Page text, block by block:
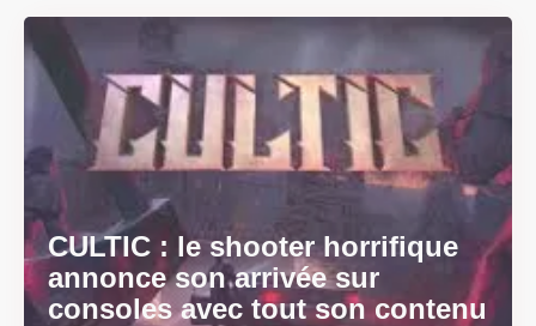
CULTIC : le shooter horrifique
annonce son arrivée sur
consoles avec tout son contenu